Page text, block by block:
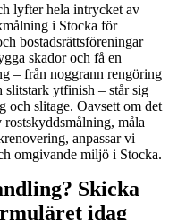
lyfter hela intrycket av
i Stocka för
bostadsrättsföreningar
skador och få en
– från noggrann rengöring
ytfinish – står sig
och slitage. Oavsett om det
måla
anpassar vi
omgivande miljö i Stocka.
Skicka
idag